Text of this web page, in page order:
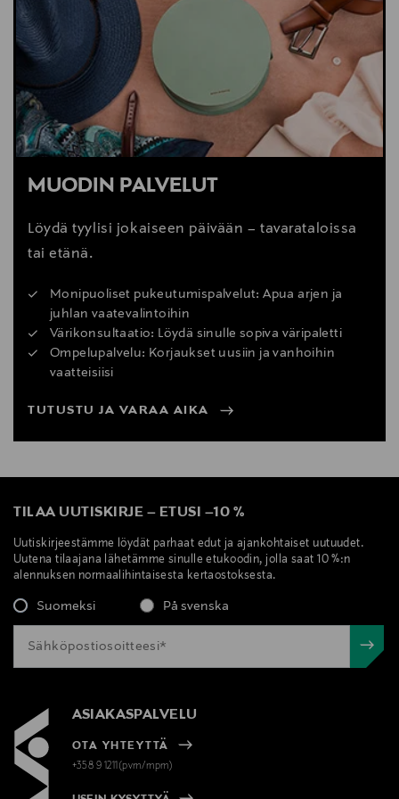
MUODIN PALVELUT
Löydä tyylisi jokaiseen päivään – tavarataloissa
tai etänä.
Monipuoliset pukeutumispalvelut: Apua arjen ja
juhlan vaatevalintoihin
Värikonsultaatio: Löydä sinulle sopiva väripaletti
Ompelupalvelu: Korjaukset uusiin ja vanhoihin
vaatteisiisi
TUTUSTU JA VARAA AIKA
TILAA UUTISKIRJE – ETUSI –10 %
Uutiskirjeestämme löydät parhaat edut ja ajankohtaiset uutuudet.
Uutena tilaajana lähetämme sinulle etukoodin, jolla saat 10 %:n
alennuksen normaalihintaisesta kertaostoksesta.
Suomeksi På svenska
ASIAKASPALVELU
OTA YHTEYTTÄ
+358 9 1211(pvm/mpm)